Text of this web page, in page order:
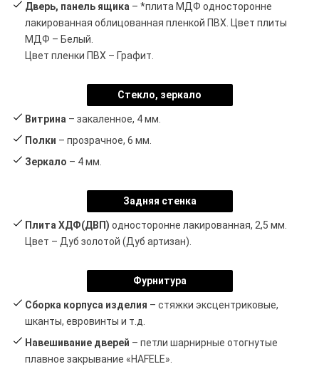
Дверь, панель ящика – *плита МДФ односторонне
лакированная облицованная пленкой ПВХ. Цвет плиты
МДФ – Белый.
Цвет пленки ПВХ – Графит.
Стекло, зеркало
Витрина – закаленное, 4 мм.
Полки – прозрачное, 6 мм.
Зеркало – 4 мм.
Задняя стенка
Плита ХДФ(ДВП)
односторонне лакированная, 2,5 мм.
Цвет – Дуб золотой (Дуб артизан).
Фурнитура
Сборка корпуса изделия – стяжки эксцентриковые,
шканты, евровинты и т.д.
Навешивание дверей – петли шарнирные отогнутые
плавное закрывание «HAFELE».